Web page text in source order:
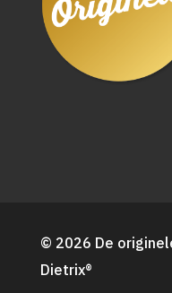
© 2026 De
Dietrix®